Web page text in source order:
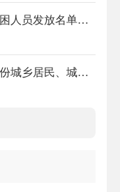
员发放名单公示
障金和特困人员救助供养金的通知